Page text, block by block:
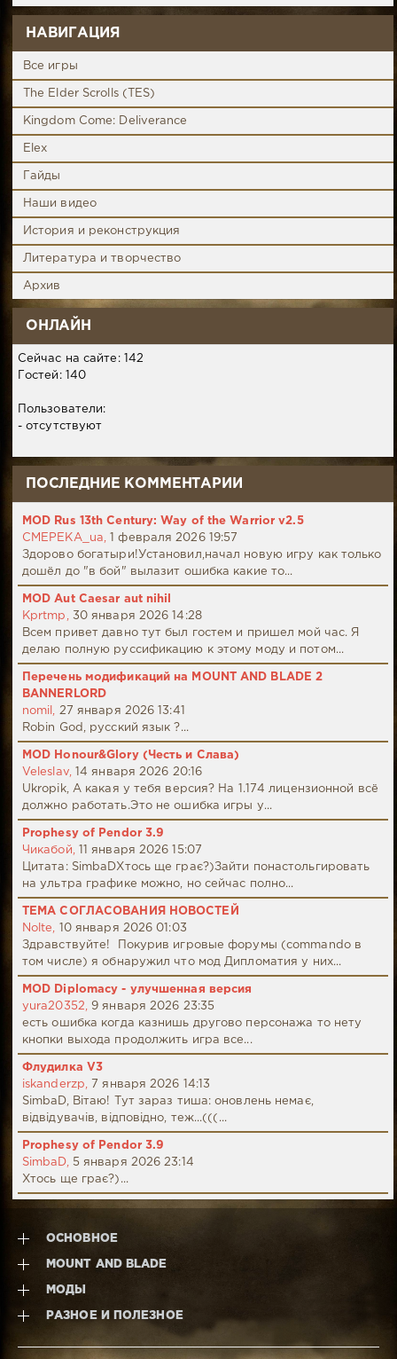
НАВИГАЦИЯ
Все игры
The Elder Scrolls (TES)
Kingdom Come: Deliverance
Elex
Гайды
Наши видео
История и реконструкция
Литература и творчество
Архив
ОНЛАЙН
Сейчас на сайте: 142
Гостей: 140
Пользователи:
- отсутствуют
ПОСЛЕДНИЕ КОММЕНТАРИИ
MOD Rus 13th Century: Way of the Warrior v2.5
CMEPEKA_ua,
1 февраля 2026 19:57
Здорово богатыри!Установил,начал новую игру как только
дошёл до "в бой" вылазит ошибка какие то...
MOD Aut Caesar aut nihil
Kprtmp, 30 января 2026 14:28
Всем привет давно тут был гостем и пришел мой час. Я
делаю полную руссификацию к этому моду и потом...
Перечень модификаций на MOUNT AND BLADE 2
BANNERLORD
nomil, 27 января 2026 13:41
Robin God, русский язык ?...
MOD Honour&Glory (Честь и Слава)
Veleslav,
14 января 2026 20:16
Ukropik, А какая у тебя версия? На 1.174 лицензионной всё
должно работать.Это не ошибка игры у...
Prophesy of Pendor 3.9
Чикабой,
11 января 2026 15:07
Цитата: SimbaDХтось ще грає?)Зайти понастольгировать
на ультра графике можно, но сейчас полно...
ТЕМА СОГЛАСОВАНИЯ НОВОСТЕЙ
Nolte,
10 января 2026 01:03
Здравствуйте! Покурив игровые форумы (commando в
том числе) я обнаружил что мод Дипломатия у них...
MOD Diplomacy - улучшенная версия
yura20352, 9 января 2026 23:35
есть ошибка когда казнишь другово персонажа то нету
кнопки выхода продолжить игра все...
Флудилка V3
iskanderzp, 7 января 2026 14:13
SimbaD, Вітаю! Тут зараз тиша: оновлень немає,
відвідувачів, відповідно, теж...(((...
Prophesy of Pendor 3.9
SimbaD, 5 января 2026 23:14
Хтось ще грає?)...
ОСНОВНОЕ
MOUNT AND BLADE
МОДЫ
РАЗНОЕ И ПОЛЕЗНОЕ